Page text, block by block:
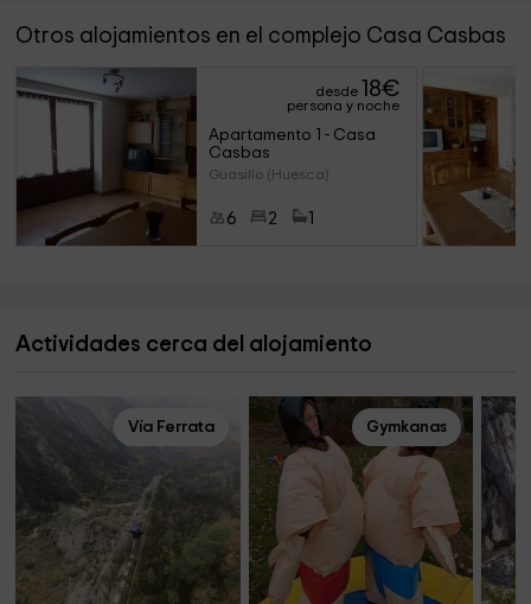
Otros alojamientos en el complejo Casa Casbas
desde 18€
persona y noche
Apartamento 1 - Casa
Casbas
Guasillo (Huesca)
6 2
Actividades cerca del alojamiento
Vía Ferrata Gymkanas